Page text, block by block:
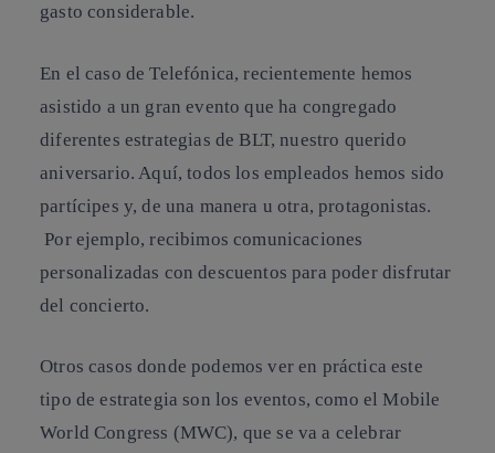
gasto considerable.
En el caso de Telefónica, recientemente hemos
asistido a un gran evento que ha congregado
diferentes estrategias de BLT, nuestro querido
aniversario. Aquí, todos los empleados hemos sido
partícipes y, de una manera u otra, protagonistas.
Por ejemplo, recibimos comunicaciones
personalizadas con descuentos para poder disfrutar
del concierto.
Otros casos donde podemos ver en práctica este
tipo de estrategia son los eventos, como el Mobile
World Congress (MWC), que se va a celebrar